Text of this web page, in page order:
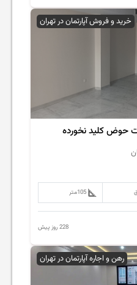
خرید و فروش آپارتمان در تهران
105متر
228 روز پیش
رهن و اجاره آپارتمان در تهران